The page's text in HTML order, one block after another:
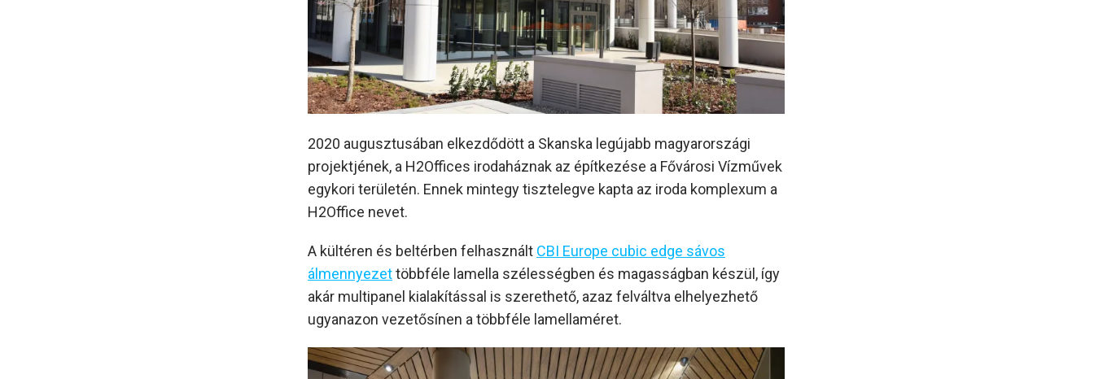
2020 augusztusában elkezdődött a Skanska legújabb magyarországi
projektjének, a H2Offices irodaháznak az építkezése a Fővárosi Vízművek
egykori területén. Ennek mintegy tisztelegve kapta az iroda komplexum a
H2Office nevet.
A kültéren és beltérben felhasznált CBI Europe cubic edge sávos
álmennyezettöbbféle lamella szélességben és magasságban készül, így
akár multipanel kialakítással is szerethető, azaz felváltva elhelyezhető
ugyanazon vezetősínen a többféle lamellaméret.